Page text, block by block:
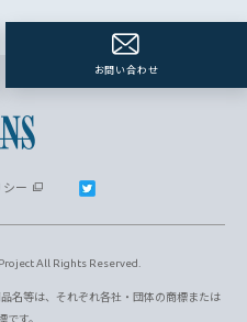
お問い合わせ
ー
All Rights Reserved.
名等は、それぞれ各社・団体の商標または
です。